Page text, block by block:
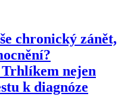
chronický zánět,
nejen
k diagnóze